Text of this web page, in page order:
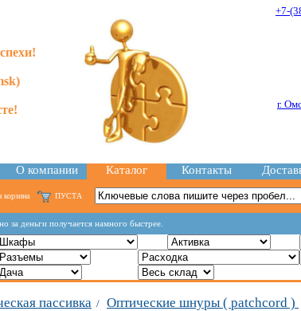
+7-
г.
О компании Каталог Контакты
ПУСТА
за деньги получается намного быстрее.
пассивка / Оптические шнуры ( patchcord )